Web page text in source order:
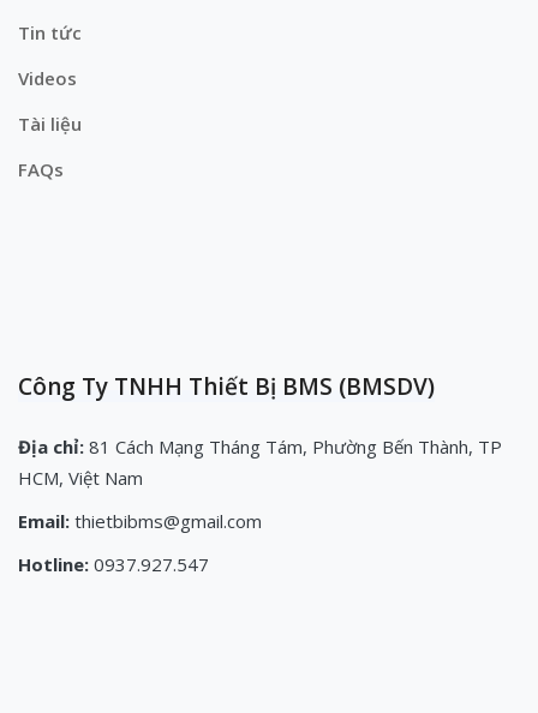
Tin tức
Videos
Tài liệu
FAQs
Công Ty TNHH Thiết Bị BMS (BMSDV)
Địa chỉ: 81 Cách Mạng Tháng Tám, Phường Bến Thành, TP
HCM, Việt Nam
Email: thietbibms@gmail.com
Hotline: 0937.927.547